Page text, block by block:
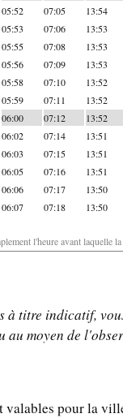
05:52 07:05 13:54
05:53 07:06 13:53
05:55 07:08 13:53
05:56 07:09 13:53
05:58 07:10 13:52
05:59 07:11 13:52
06:00 07:12 13:52
06:02 07:14 13:51
06:03 07:15 13:51
06:05 07:16 13:51
06:06 07:17 13:50
06:07 07:18 13:50
l'heure avant laquelle
à titre indicatif,
au moyen de
valables pour la